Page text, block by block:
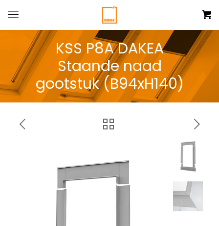
KSS P8A DAKEA
Staande naad
gootstuk (B94xH140)